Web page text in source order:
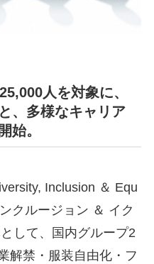
人を対象に、
、多様なキャリア
始。
Inclusion ＆ Equ
クルージョン ＆ イク
して、国内グループ2
解禁・服装自由化・フ